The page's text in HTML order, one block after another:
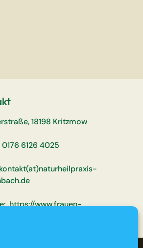
18198 Kritzmow
6126 4025
https://www.frauen-